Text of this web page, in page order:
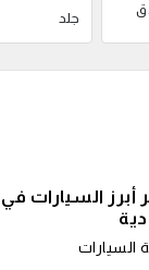
جلد
أبرز السيارات في
السيارات